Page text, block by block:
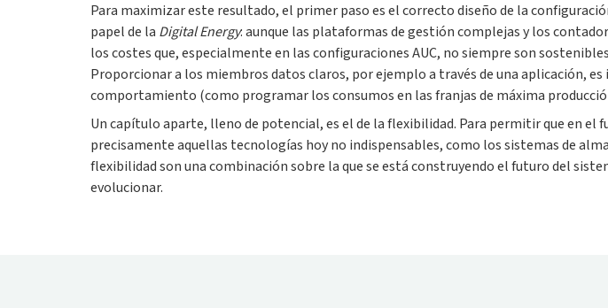
Para maximizar este resultado, el primer paso es el correcto diseño de la
papel de la Digital Energy: aunque las plataformas de gestión complejas y los
los costes que, especialmente en las configuraciones AUC, no siempre son
Proporcionar a los miembros datos claros, por ejemplo a través de una aplicación,
comportamiento (como programar los consumos en las franjas de máxima
Un capítulo aparte, lleno de potencial, es el de la flexibilidad. Para permitir que en el
precisamente aquellas tecnologías hoy no indispensables, como los sistemas de
flexibilidad son una combinación sobre la que se está construyendo el futuro del
evolucionar.